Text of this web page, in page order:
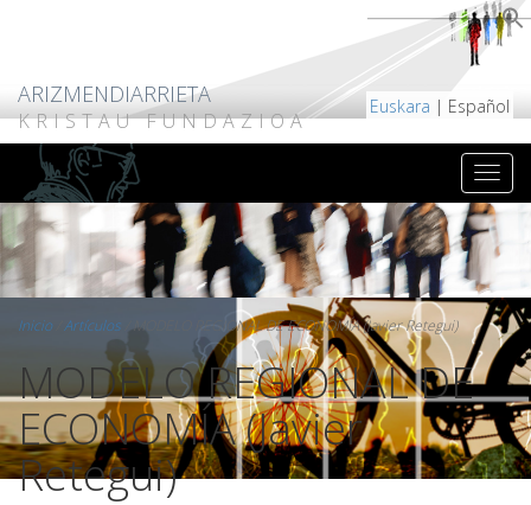
ARIZMENDIARRIETA
KRISTAU FUNDAZIOA
Euskara | Español
Inicio/ Artículos /MODELO REGIONAL DE ECONOMÍA (Javier Retegui)
MODELO REGIONAL DE
ECONOMÍA (Javier
Retegui)